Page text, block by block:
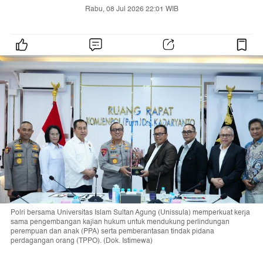
Rabu, 08 Jul 2026 22:01 WIB
Polri bersama Universitas Islam Sultan Agung (Unissula) memperkuat kerja
sama pengembangan kajian hukum untuk mendukung perlindungan
perempuan dan anak (PPA) serta pemberantasan tindak pidana
perdagangan orang (TPPO). (Dok. Istimewa)